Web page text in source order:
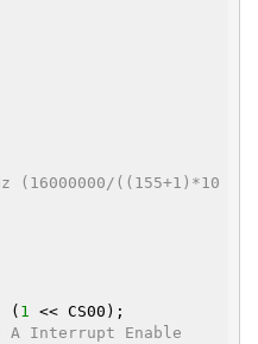
(16000000/((155+1)*10
( 1
<< CS00);
A Interrupt Enable